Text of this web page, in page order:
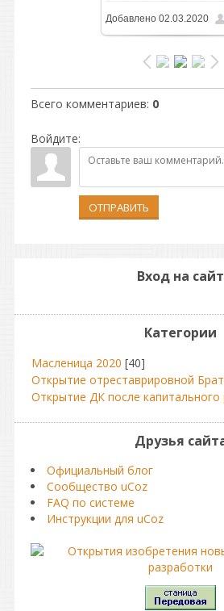
1600x1200/
Добавлено02.03.2020
Всего комментариев: 0
Войдите:
ОТПРАВИТЬ
Вход на сайт
Категории
Масленица 2020 [40]
Открытие отреставрировной
Открытие ДК после капитального
Друзья
Официальный блог
Сообщество uCoz
FAQ по системе
Инструкции для uCoz